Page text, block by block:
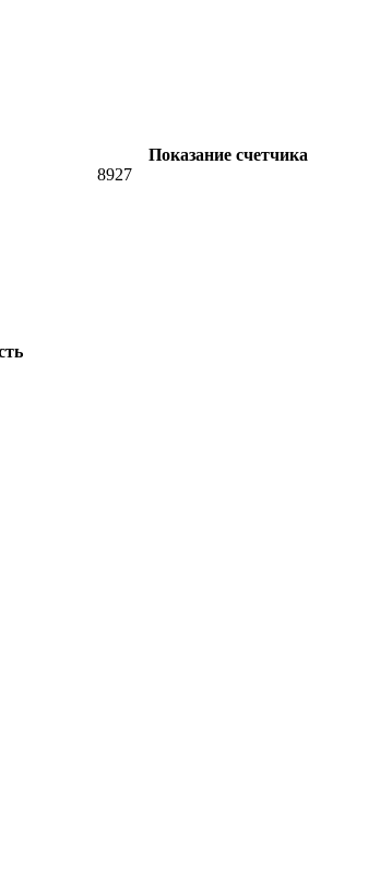
Показание счетчика
8927